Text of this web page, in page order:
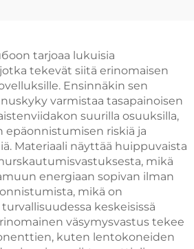
tarjoaa lukuisia
tekevät siitä erinomaisen
Ensinnäkin sen
varmistaa tasapainoisen
suurilla osuuksilla,
epäonnistumisen riskiä ja
Materiaali näyttää huippuvaista
mikä
energiaan sopivan ilman
mikä on
keskeisissä
väsymysvastus tekee
kuten lentokoneiden